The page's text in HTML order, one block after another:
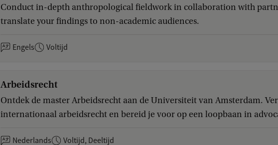
Conduct in-depth anthropological fieldwork in collaboration with
translate your findings to non-academic audiences.
Engels Voltijd
Arbeidsrecht
Ontdek de master Arbeidsrecht aan de Universiteit van Amsterdam.
internationaal arbeidsrecht en bereid je voor op een loopbaan in
Nederlands Voltijd, Deeltijd